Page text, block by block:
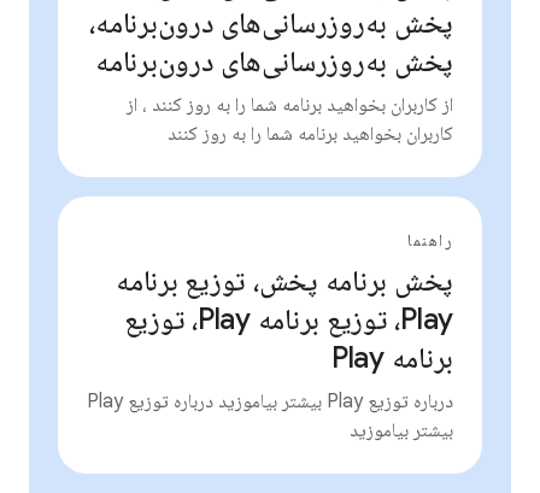
پخش به‌روزرسانی‌های درون‌برنامه،
پخش به‌روزرسانی‌های درون‌برنامه
از کاربران بخواهید برنامه شما را به روز کنند ، از
کاربران بخواهید برنامه شما را به روز کنند
راهنما
پخش برنامه پخش، توزیع برنامه
Play، توزیع برنامه Play، توزیع
برنامه Play
درباره توزیع Play بیشتر بیاموزید درباره توزیع Play
بیشتر بیاموزید